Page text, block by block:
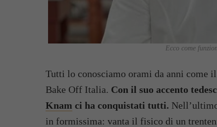
Ecco come
Tutti lo conosciamo orami da anni come
Bake Off Italia. Con il suo accento
Knam ci ha conquistati tutti.
in formissima: vanta il fisico di un